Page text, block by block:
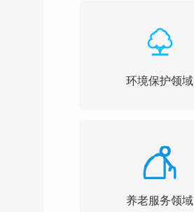
环境保护领域
养老服务领域